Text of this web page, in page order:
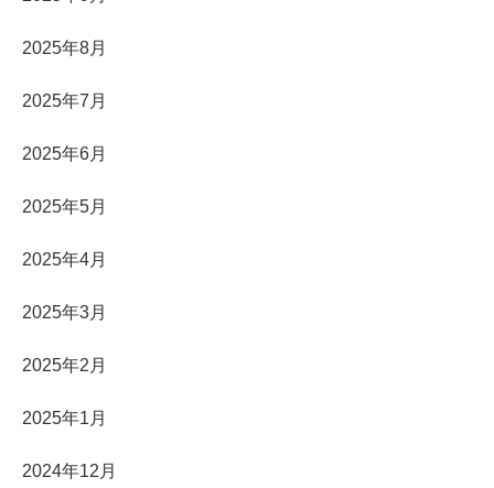
2025年8月
2025年7月
2025年6月
2025年5月
2025年4月
2025年3月
2025年2月
2025年1月
2024年12月